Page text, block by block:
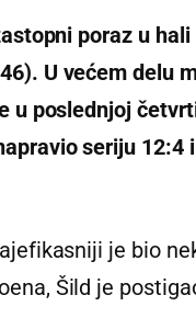
poraz u
U većem delu
u poslednjoj
seriju 12:4
je bio
Šild je